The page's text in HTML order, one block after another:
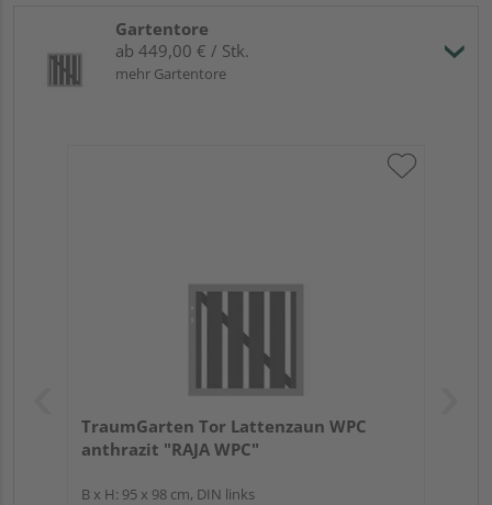
Gartentore
ab 449,00 € / Stk.
mehr Gartentore
TraumGarten Tor Lattenzaun WPC
anthrazit "RAJA WPC"
B x H: 95 x 98 cm, DIN links